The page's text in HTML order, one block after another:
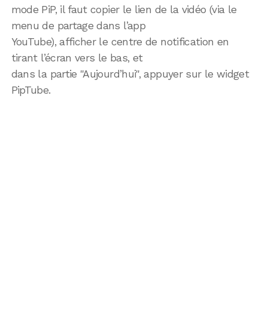
mode PiP, il faut copier le lien de la vidéo (via le
menu de partage dans l’app
YouTube), afficher le centre de notification en
tirant l’écran vers le bas, et
dans la partie "Aujourd’hui", appuyer sur le widget
PipTube.